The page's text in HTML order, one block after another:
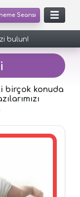
Seansı
bulun!
birçok konuda